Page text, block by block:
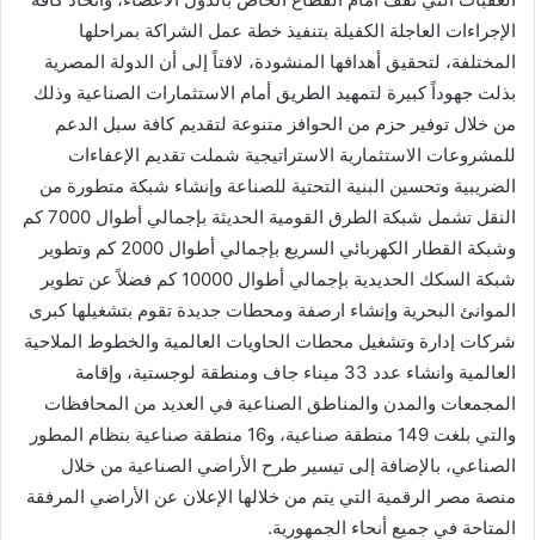
الإجراءات العاجلة الكفيلة بتنفيذ خطة عمل الشراكة بمراحلها
المختلفة، لتحقيق أهدافها المنشودة، لافتاً إلى أن الدولة المصرية
بذلت جهوداً كبيرة لتمهيد الطريق أمام الاستثمارات الصناعية وذلك
من خلال توفير حزم من الحوافز متنوعة لتقديم كافة سبل الدعم
للمشروعات الاستثمارية الاستراتيجية شملت تقديم الإعفاءات
الضريبية وتحسين البنية التحتية للصناعة وإنشاء شبكة متطورة من
النقل تشمل شبكة الطرق القومية الحديثة بإجمالي أطوال 7000 كم
وشبكة القطار الكهربائي السريع بإجمالي أطوال 2000 كم وتطوير
شبكة السكك الحديدية بإجمالي أطوال 10000 كم فضلاً عن تطوير
الموانئ البحرية وإنشاء ارصفة ومحطات جديدة تقوم بتشغيلها كبرى
شركات إدارة وتشغيل محطات الحاويات العالمية والخطوط الملاحية
العالمية وانشاء عدد 33 ميناء جاف ومنطقة لوجستية، وإقامة
المجمعات والمدن والمناطق الصناعية في العديد من المحافظات
والتي بلغت 149 منطقة صناعية، و16 منطقة صناعية بنظام المطور
الصناعي، بالإضافة إلى تيسير طرح الأراضي الصناعية من خلال
منصة مصر الرقمية التي يتم من خلالها الإعلان عن الأراضي المرفقة
المتاحة في جميع أنحاء الجمهورية.